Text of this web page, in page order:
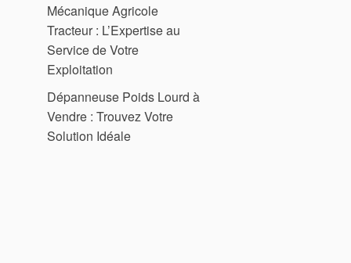
Mécanique Agricole
Tracteur : L’Expertise au
Service de Votre
Exploitation
Dépanneuse Poids Lourd à
Vendre : Trouvez Votre
Solution Idéale